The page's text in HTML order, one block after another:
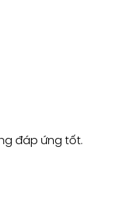
đáp ứng tốt.